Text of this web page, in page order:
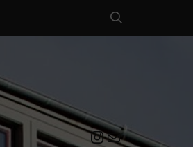
Instagram
Mail an die EULE Redaktion